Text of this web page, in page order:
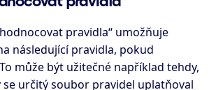
pravidla“ umožňuje
následující pravidla, pokud
může být užitečné například tehdy,
se určitý soubor pravidel uplatňoval